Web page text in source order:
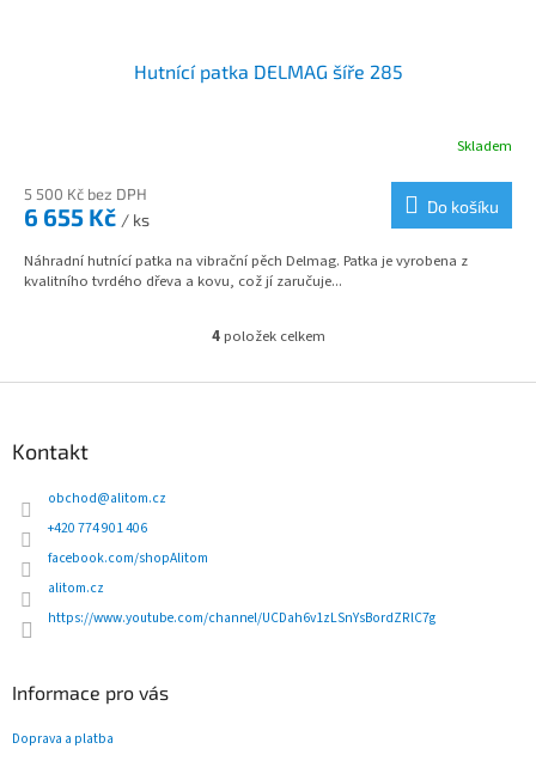
Hutnící patka DELMAG šíře 285
Skladem
5 500 Kč bez DPH
6 655 Kč / ks
Do košíku
Náhradní hutnící patka na vibrační pěch Delmag. Patka je vyrobena z
kvalitního tvrdého dřeva a kovu, což jí zaručuje...
O
l
y
4položek celkem
Kontakt
obchod@alitom.cz
+420 774 901 406
facebook.com/shopAlitom
alitom.cz
https://www.youtube.com/channel/UCDah6v1zLSnYsBordZRlC7g
Informace pro vás
Doprava a platba